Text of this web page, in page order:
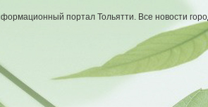
портал Тольятти. Все новости